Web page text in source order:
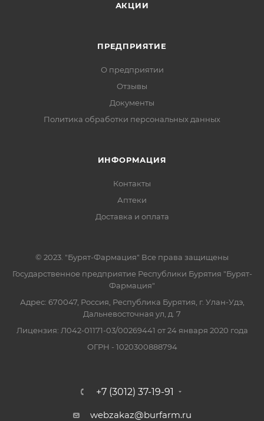
АКЦИИ
ПРЕДПРИЯТИЕ
О предприятии
Отзывы
Документы
Политика обработки персональных данных
ИНФОРМАЦИЯ
Контакты
Аптеки
Доставка и оплата
© 2023. "Бурят-Фармация" Все права защищены
Государственное предприятие Республики Бурятия "Бурят-
Фармация"
Адрес: 670047, Россия, Республика Бурятия, г. Улан-Удэ,
Дальневосточная ул, д. 7
Лицензия: Л042-01171-03/00269441 от 24 января 2020 года
ОГРН - 1020300888794
+7 (3012) 37-19-91
webzakaz@burfarm.ru